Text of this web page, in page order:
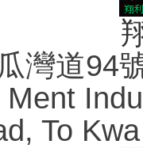
灣道94
To